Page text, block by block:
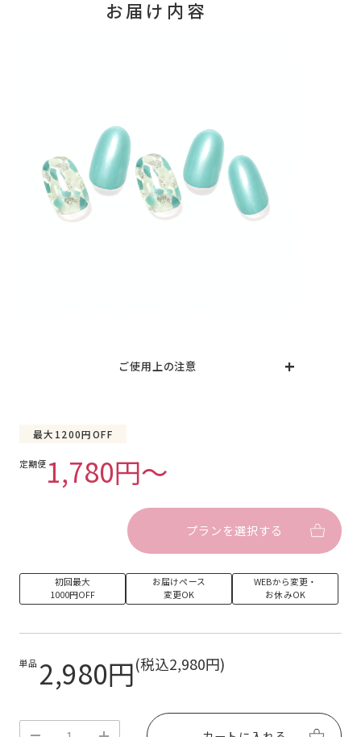
お届け内容
ご使用上の注意
化して使用できなくなる場合があります。
がありますが、手のひらで温めていただくと柔らかく
なります。
弱くなります。ご使用前はせっけんで手をよく洗い、
アルコールパッドなどで爪と指の油分をしっかりふき
取ってください。また、接着面をできるだけ指で触ら
〇オフの際はネイルオイルなどを爪になじませ、付属
のウッドスティックでゆっくり剥がしてください。爪
を傷めますので絶対に無理にシールを剥がさないでく
〇爪および皮膚に異常がある場合は使用しないでくだ
さい。爪の状態によってはUV/LEDライト照射時に熱
〇付属のウッドスティックは先端が尖っていますの
で、取り扱いにはご注意ください。
最大1200円OFF
定期便1,780円〜
プランを選択する
初回最大
1000円OFF
お届けペース
変更OK
WEBから変更・
お休みOK
単品 2,980円(税込2,980円)